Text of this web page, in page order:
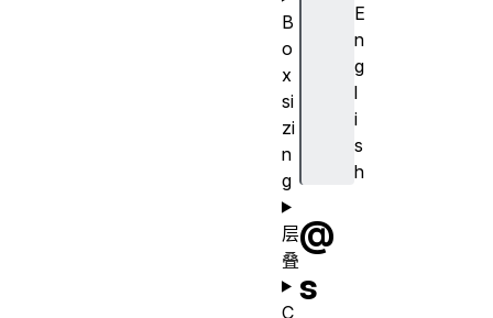
E
n
g
l
i
s
h
@
s
B
o
x
si
zi
n
g
层
叠
C